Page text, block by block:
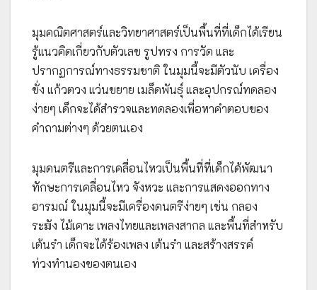
มุมคณิตศาสตร์และวิทยาศาสตร์เป็นพื้นที่ที่เด็กได้เรียน
รู้แนวคิดเกี่ยวกับตัวเลข รูปทรง การวัด และ
ปรากฏการณ์ทางธรรมชาติ ในมุมนี้จะมีตัวนับ เครื่อง
ชั่ง แก้วตวง แว่นขยาย เมล็ดพันธุ์ และอุปกรณ์ทดลอง
ง่ายๆ เด็กจะได้สำรวจและทดลองเพื่อหาคำตอบของ
คำถามต่างๆ ด้วยตนเอง
มุมดนตรีและการเคลื่อนไหวเป็นพื้นที่ที่เด็กได้พัฒนา
ทักษะการเคลื่อนไหว จังหวะ และการแสดงออกทาง
อารมณ์ ในมุมนี้จะมีเครื่องดนตรีง่ายๆ เช่น กลอง
ระฆัง ไม้เคาะ เพลงไทยและเพลงสากล และพื้นที่สำหรับ
เต้นรำ เด็กจะได้ร้องเพลง เต้นรำ และสร้างสรรค์
ท่วงทำนองของตนเอง